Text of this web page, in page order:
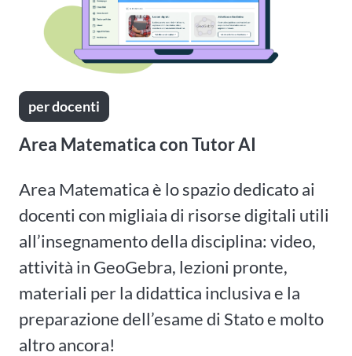
per docenti
Area Matematica con Tutor AI
Area Matematica è lo spazio dedicato ai
docenti con migliaia di risorse digitali utili
all’insegnamento della disciplina: video,
attività in GeoGebra, lezioni pronte,
materiali per la didattica inclusiva e la
preparazione dell’esame di Stato e molto
altro ancora!